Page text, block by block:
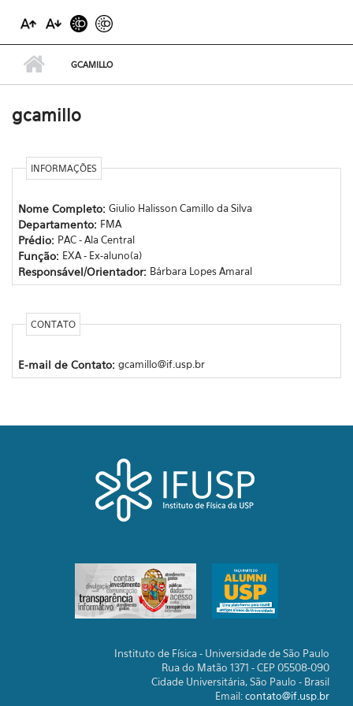
GCAMILLO
gcamillo
INFORMAÇÕES
Nome Completo: Giulio Halisson Camillo da Silva
Departamento: FMA
Prédio: PAC - Ala Central
Função: EXA - Ex-aluno(a)
Responsável/Orientador: Bárbara Lopes Amaral
CONTATO
E-mail de Contato: gcamillo@if.usp.br
Instituto de Física - Universidade de São Paulo
Rua do Matão 1371 - CEP 05508-090
Cidade Universitária, São Paulo - Brasil
Email:contato@if.usp.br